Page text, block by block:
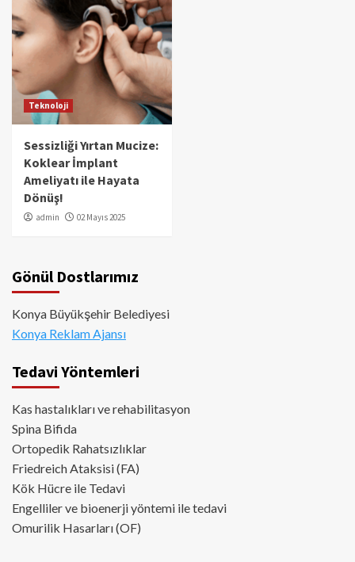
Teknoloji
Sessizliği Yırtan Mucize:
Koklear İmplant
Ameliyatı ile Hayata
Dönüş!
admin 02 Mayıs 2025
Gönül Dostlarımız
Konya Büyükşehir Belediyesi
Konya Reklam Ajansı
Tedavi Yöntemleri
Kas hastalıkları ve rehabilitasyon
Spina Bifida
Ortopedik Rahatsızlıklar
Friedreich Ataksisi (FA)
Kök Hücre ile Tedavi
Engelliler ve bioenerji yöntemi ile tedavi
Omurilik Hasarları (OF)